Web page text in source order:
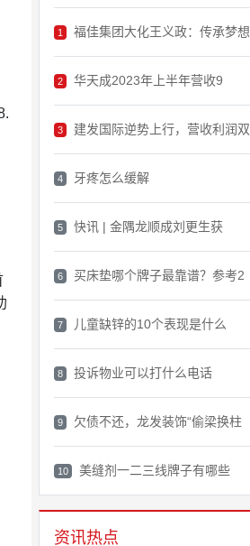
1 福佳集团大化王义政：传承梦想
2 华天成2023年上半年营收9
3 建发国际逆势上行，营收利润双
4 牙疼怎么缓解
5 快讯 | 金隅龙顺成刘更生获
6 买床垫哪个牌子最靠谱？参考2
7 儿童缺锌的10个表现是什么
8 投诉物业可以打什么电话
9 欠债不还，龙发装饰“偷梁换柱
10 美缝剂一二三线牌子有哪些
资讯热点